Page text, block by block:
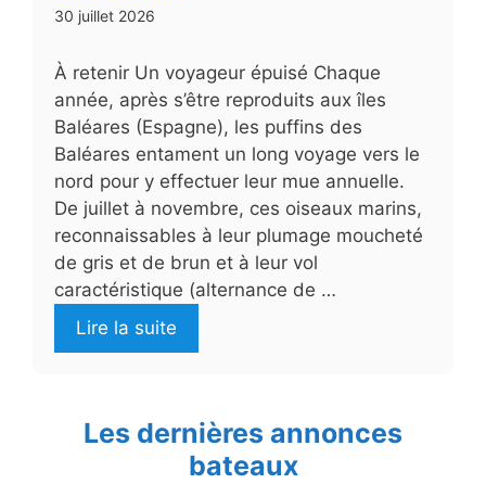
30 juillet 2026
À retenir Un voyageur épuisé Chaque
année, après s’être reproduits aux îles
Baléares (Espagne), les puffins des
Baléares entament un long voyage vers le
nord pour y effectuer leur mue annuelle.
De juillet à novembre, ces oiseaux marins,
reconnaissables à leur plumage moucheté
de gris et de brun et à leur vol
caractéristique (alternance de …
Lire la suite
Les dernières annonces
bateaux